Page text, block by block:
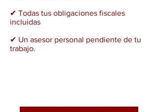
✔ Todas tus obligaciones fiscales
incluidas
✔ Un asesor personal pendiente de tu
trabajo.